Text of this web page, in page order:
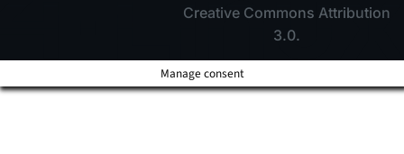
Creative Commons Attribution
3.0.
Manage consent